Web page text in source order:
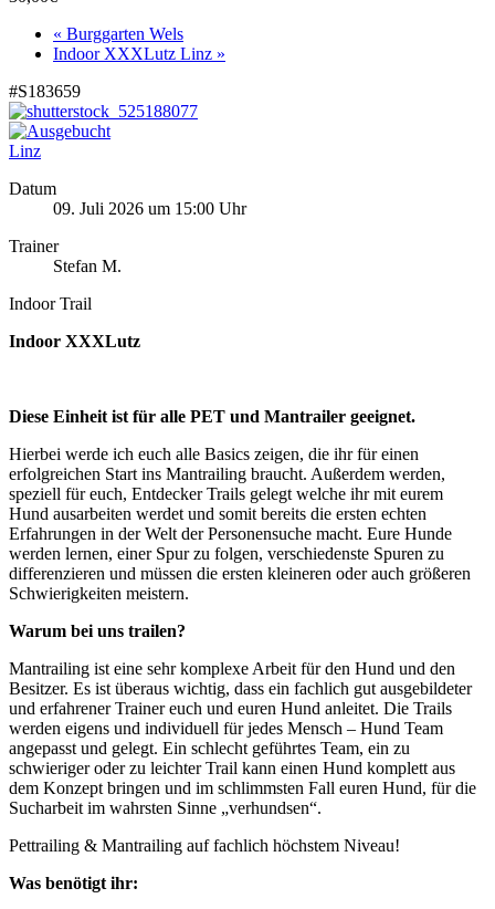
« Burggarten Wels
Indoor XXXLutz Linz »
#S183659
Linz
Datum
09. Juli 2026 um 15:00 Uhr
Trainer
Stefan M.
Indoor Trail
Indoor XXXLutz
Diese Einheit ist für alle PET und Mantrailer geeignet.
Hierbei werde ich euch alle Basics zeigen, die ihr für einen
erfolgreichen Start ins Mantrailing braucht. Außerdem werden,
speziell für euch, Entdecker Trails gelegt welche ihr mit eurem
Hund ausarbeiten werdet und somit bereits die ersten echten
Erfahrungen in der Welt der Personensuche macht. Eure Hunde
werden lernen, einer Spur zu folgen, verschiedenste Spuren zu
differenzieren und müssen die ersten kleineren oder auch größeren
Schwierigkeiten meistern.
Warum bei uns trailen?
Mantrailing ist eine sehr komplexe Arbeit für den Hund und den
Besitzer. Es ist überaus wichtig, dass ein fachlich gut ausgebildeter
und erfahrener Trainer euch und euren Hund anleitet. Die Trails
werden eigens und individuell für jedes Mensch – Hund Team
angepasst und gelegt. Ein schlecht geführtes Team, ein zu
schwieriger oder zu leichter Trail kann einen Hund komplett aus
dem Konzept bringen und im schlimmsten Fall euren Hund, für die
Sucharbeit im wahrsten Sinne „verhundsen“.
Pettrailing & Mantrailing auf fachlich höchstem Niveau!
Was benötigt ihr: